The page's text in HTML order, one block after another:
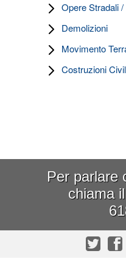
Opere Stradali
Demolizioni
Movimento
Costruzioni
Per parlare
chiama